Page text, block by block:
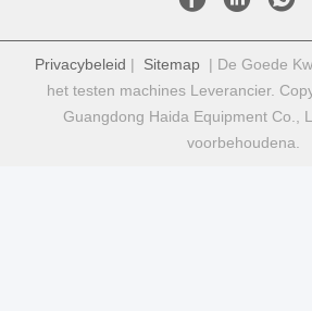
Privacybeleid | Sitemap| De Goede
het testen machines Leverancier.
Guangdong Haida Equipment Co.,
voorbehoudena.